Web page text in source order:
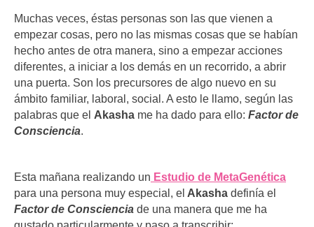
Muchas veces, éstas personas son las que vienen a
empezar cosas, pero no las mismas cosas que se habían
hecho antes de otra manera, sino a empezar acciones
diferentes, a iniciar a los demás en un recorrido, a abrir
una puerta. Son los precursores de algo nuevo en su
ámbito familiar, laboral, social. A esto le llamo, según las
palabras que el Akasha me ha dado para ello: Factor de
Consciencia.
Esta mañana realizando un Estudio de MetaGenética
para una persona muy especial, el Akasha definía el
Factor de Consciencia de una manera que me ha